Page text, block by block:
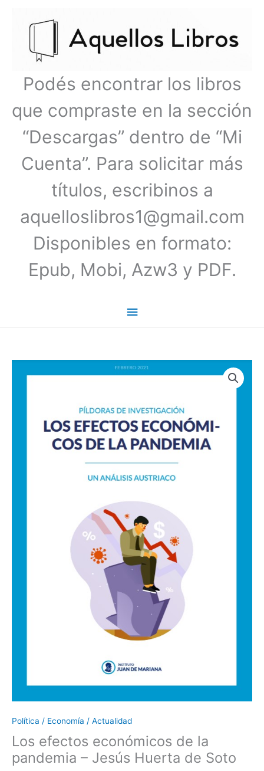
Podés encontrar los libros
que compraste en la sección
“Descargas” dentro de “Mi
Cuenta”. Para solicitar más
títulos, escribinos a
aquelloslibros1@gmail.com
Disponibles en formato:
Epub, Mobi, Azw3 y PDF.
principal
Política / Economía / Actualidad
Los efectos económicos de la
pandemia – Jesús Huerta de Soto
efectos
pandemia